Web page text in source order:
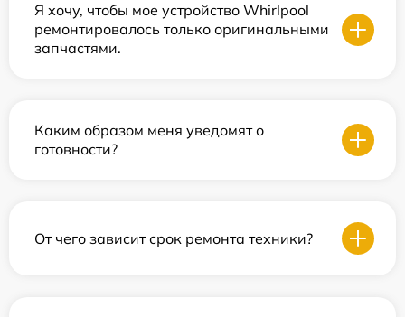
Я хочу, чтобы мое устройство Whirlpool
ремонтировалось только оригинальными
запчастями.
Каким образом меня уведомят о
готовности?
От чего зависит срок ремонта техники?